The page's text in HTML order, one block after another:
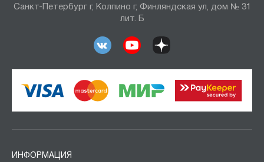
Санкт-Петербург г, Колпино г, Финляндская ул, дом № 31
лит. Б
ИНФОРМАЦИЯ